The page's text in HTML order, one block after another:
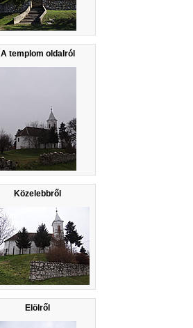
A templom oldalról
Közelebbről
Elölről